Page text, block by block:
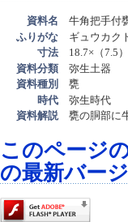
資料名
牛角把手付
ふりがな
ギュウカク
寸法
18.7×（7.5
資料分類
弥生土器
資料種別
甕
時代
弥生時代
資料解説
甕の胴部に
このページ
の最新バー